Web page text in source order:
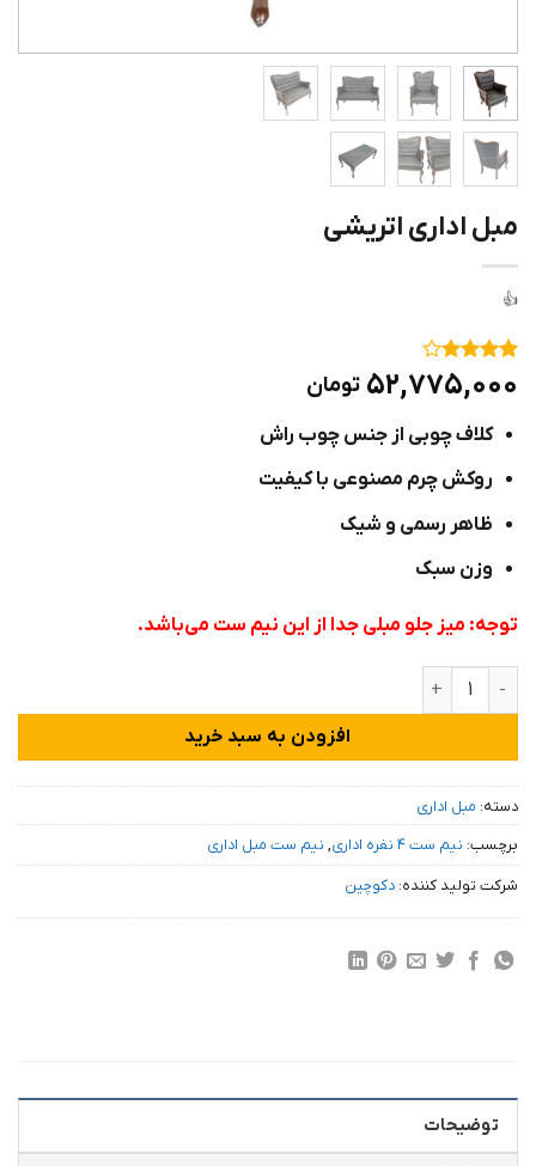
مبل اداری اتریشی
۴
از ۵
مشتری
۵۲,۷۷۵,۰۰۰ تومان
کلاف چوبی از جنس چوب راش
روکش چرم مصنوعی با کیفیت
ظاهر رسمی و شیک
وزن سبک
توجه: میز جلو مبلی جدا از این نیم ست می‌باشد.
مبل اداری اتریشی عدد
افزودن به سبد خرید
دسته: مبل اداری
برچسب: نیم ست ۴ نفره اداری , نیم ست مبل اداری
شرکت تولید کننده: دکوچین
توضیحات